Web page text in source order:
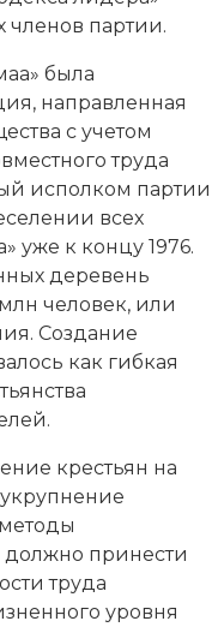
членов партии.
была
направленная
с учетом
труда
исполком партии
всех
уже к концу 1976.
деревень
человек, или
Создание
как гибкая
крестьян на
должно принести
труда
уровня